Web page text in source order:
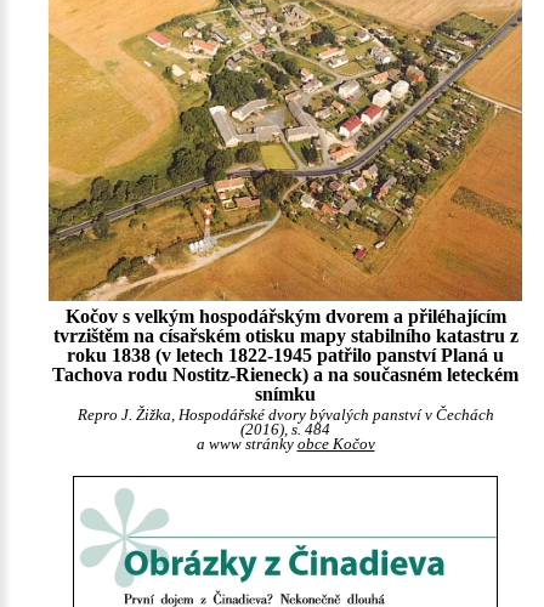
Kočov s velkým hospodářským dvorem a přiléhajícím
tvrzištěm na císařském otisku mapy stabilního katastru z
roku 1838 (v letech 1822-1945 patřilo panství Planá u
Tachova rodu Nostitz-Rieneck) a na současném leteckém
snímku
Repro J. Žižka, Hospodářské dvory bývalých panství v Čechách
(2016), s. 484
a www stránky obce Kočov